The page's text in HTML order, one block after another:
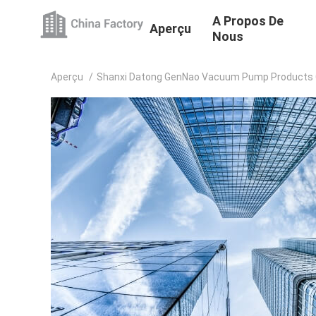
Aperçu
A Propos De
Nous
Aperçu / Shanxi Datong GenNao Vacuum Pump Products